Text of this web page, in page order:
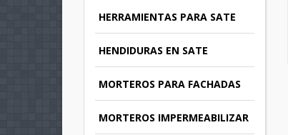
HERRAMIENTAS PARA SATE
HENDIDURAS EN SATE
MORTEROS PARA FACHADAS
MORTEROS IMPERMEABILIZAR